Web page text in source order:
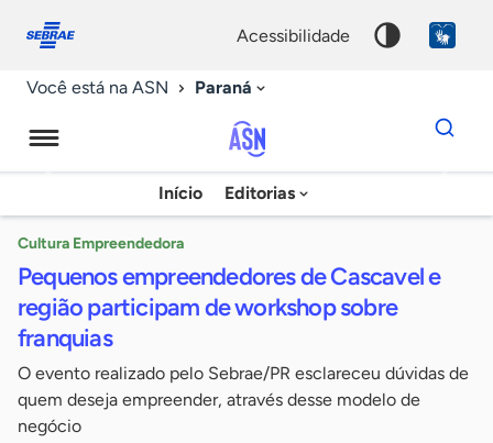
conosco
acessibilidade
Você está na ASN Paraná
Agência
Sebrae
Notícias
Início Editorias
Dados
para
chave
Cultura Empreendedora
Pequenos empreendedores de Cascavel e
região participam de workshop sobre
franquias
O evento realizado pelo Sebrae/PR esclareceu dúvidas de
quem deseja empreender, através desse modelo de
negócio